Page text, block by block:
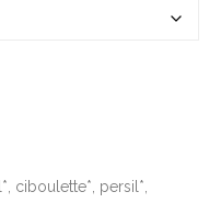
ciboulette*, persil*,